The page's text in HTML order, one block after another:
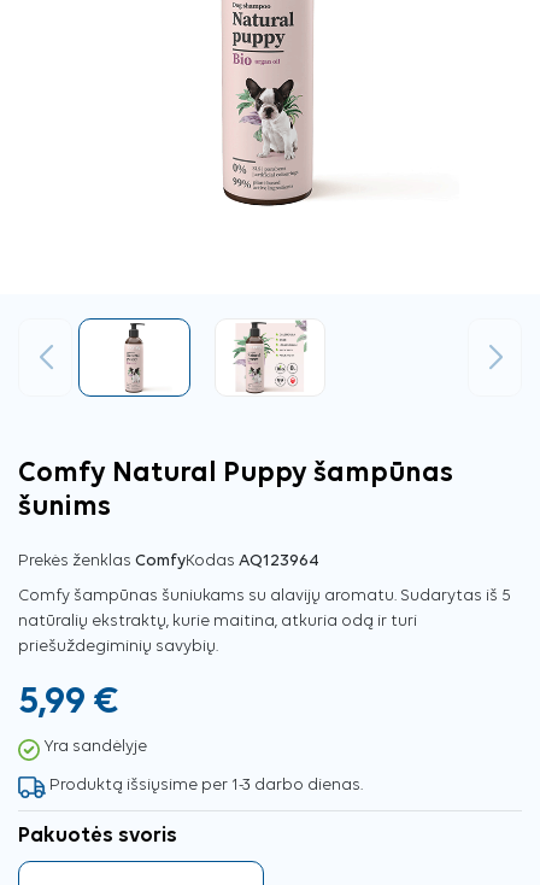
Ankstesnis Tęsti
Comfy Natural Puppy šampūnas
šunims
Prekės ženklas ComfyKodas AQ123964
Comfy šampūnas šuniukams su alavijų aromatu. Sudarytas iš 5
natūralių ekstraktų, kurie maitina, atkuria odą ir turi
priešuždegiminių savybių.
5,99 €
Yra sandėlyje
Produktą išsiųsime per 1-3 darbo dienas.
Pakuotės svoris